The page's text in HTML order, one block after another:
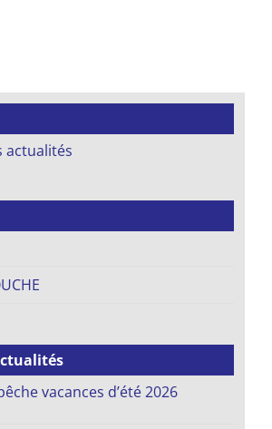
actualités
vacances d’été 2026